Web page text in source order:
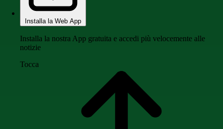
Installa la Web App
Installa la nostra App gratuita e accedi più velocemente alle
notizie
Tocca